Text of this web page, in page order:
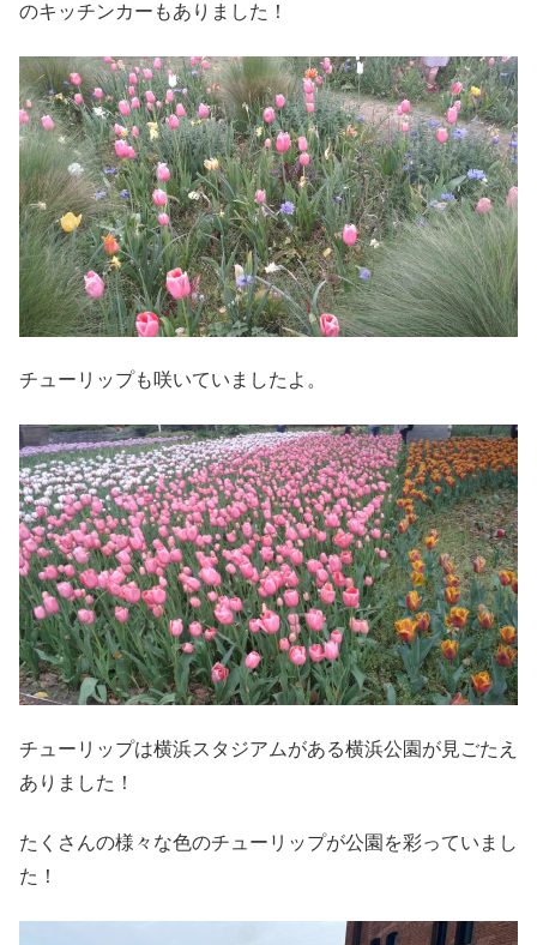
のキッチンカーもありました！
チューリップも咲いていましたよ。
チューリップは横浜スタジアムがある横浜公園が見ごたえ
ありました！
たくさんの様々な色のチューリップが公園を彩っていまし
た！